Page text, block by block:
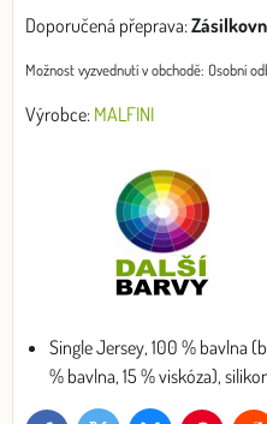
Osobní
Výrobce: MALFINI
Single Jersey, 100 % bavlna
% bavlna, 15 % viskóza),